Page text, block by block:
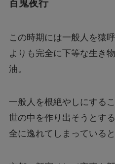
百鬼夜行
この時期には一般人を猿
よりも完全に下等な生き
油。
一般人を根絶やしにする
世の中を作り出そうとす
全に逸れてしまっている